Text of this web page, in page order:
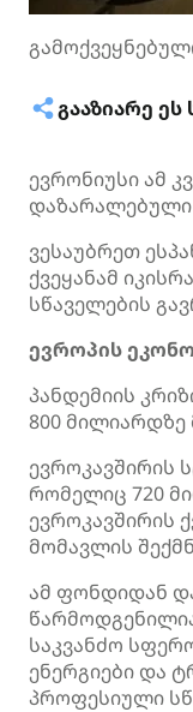
ᲒᲐᲐᲖᲘᲐᲠᲔ ᲔᲡ
ევრონიუსი ამ
დაზარალებული
ვესაუბრეთ
ქვეყანამ
სწაველების
ევროპის
პანდემიის
800 მილიარდზე
ევროკავშირის
რომელიც 720
ევროკავშირის
მომავლის
ამ ფონდიდან
საკვანძო
ენერგიები და
პროფესიული